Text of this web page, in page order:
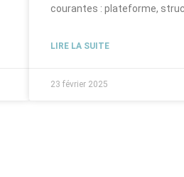
courantes : plateforme,
LIRE LA SUITE
23 février 2025